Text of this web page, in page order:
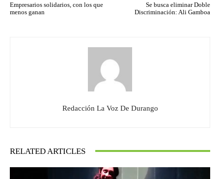
Empresarios solidarios, con los que
menos ganan
Se busca eliminar Doble
Discriminación: Ali Gamboa
Redacción La Voz De Durango
RELATED ARTICLES